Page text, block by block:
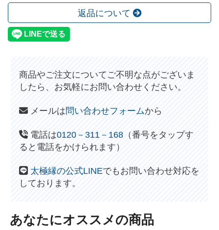
返品について
商品やご注文についてご不明な点がございま
したら、お気軽にお問い合わせください。
メールは問い合わせフォームから
電話は0120－311－168 （番号をタップす
ると電話をかけられます）
太極縁の公式LINEでもお問い合わせ対応を
しております。
あなたにオススメの商品